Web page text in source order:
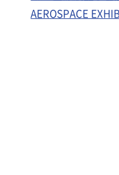
AEROSPACE